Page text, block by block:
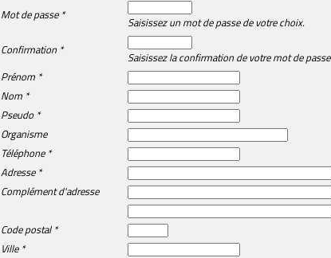
Mot de passe *
Saisissez un mot de passe de votre choix.
Confirmation *
Saisissez la confirmation de votre mot de passe
Prénom *
Nom *
Pseudo *
Organisme
Téléphone *
Adresse *
Complément d'adresse
Code postal *
Ville *